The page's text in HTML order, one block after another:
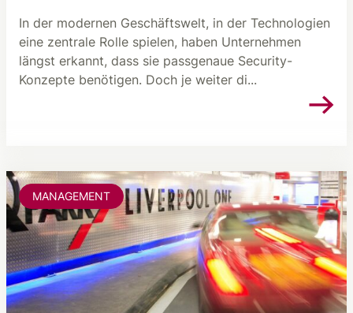
In der modernen Geschäftswelt, in der Technologien
eine zentrale Rolle spielen, haben Unternehmen
längst erkannt, dass sie passgenaue Security-
Konzepte benötigen. Doch je weiter di...
MANAGEMENT